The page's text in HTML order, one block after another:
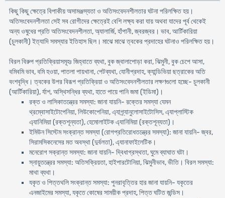
কিছু কিছু ক্ষেত্রে বিপাকীয় অসামঞ্জস্যতা ও অতিসংবেদনশীলতার ঘটনা পরিলক্ষিত হয়।
অতিসংবেদনশীলতা সেই সব রােগীদের ক্ষেত্রেই বেশি লক্ষ্য করা যায় অথবা যাদের পূর্ব থেকেই
অন্য ওষুধের প্রতি অতিসংবেদনশীলতা, অ্যালার্জি, হাঁপানী, জ্বরজ্বর। ভাব, আর্টিকারিয়া
(চুলকানী) ইত্যাদি সমস্যার ইতিহাস ছিল। মাঝে মাঝে ত্বকের প্রদাহের ঘটনাও পরিলক্ষিত হয়।
বিরল বিরুপ প্রতিক্রিয়াসমূহঃ জিহ্বাতে ব্যথা, বুক জ্বালাপােড়া করা, ঝিমুনী, বুক চেপে আসা,
বমিবমি ভাব, বমি হওয়া, পাতলা পায়খানা, পেটব্যথা, যােনীপ্রদাহ, ক্যান্ডিভিয়া ছত্রাকের অতি
বংশবৃদ্ধি। ত্বকের উপর বিরূপ প্রতিক্রিয়া ও অতিসংবেদনশীলতার লক্ষণগুলাে হচ্ছে- চুলকানী
(আর্টিকারিয়া), র্যাশ, অস্থিসন্ধির ব্যথা, হাতে পায়ে পানি জমা (ইডিমা)।
রক্ত ও লাসিকাতন্ত্রের সমস্যা: জানা যায়নি- রক্তের সমস্যা যেমন
থ্রম্বােসাইটোপেনিয়া, লিউকোপেনিয়া, এ্যাগ্র্যানুলােসাইটোসিস, এ্যাপ্লাস্টিক
এ্যানিমিয়া (রক্তশূন্যতা), হেমােলাইটক এ্যানিমিয়া (রক্তশূন্যতা)।
ইমিউন সিস্টেম সংক্রান্ত সমস্যা (রােগপ্রতিরােধতন্ত্রের সমস্যা): জানা যায়নি- জ্বর,
সিরামসিকনেসের মত অবস্থা (দুর্বলতা), এ্যানাফাইলেটিক।
মনেরােগ সক্রান্ত সমস্যা: জানা যায়নি- দ্বিধাগ্রস্থতা, ঘুমে ব্যাঘাত ঘটা।
স্নায়ুতন্ত্রের সমস্যা: অতিসক্রিয়তা, হাইপারটোনিয়া, ঝিমুনীভাব, ভীতি। বিরল সমস্যা:
মাথা ব্যথা।
যকৃত ও পিত্তথলি সংক্রান্ত সমস্যা: পুনরাবৃত্তির হার জানা যায়নি- যকৃতের
এনজাইমের সমস্যা, যকৃতে কোষের সাময়ীক প্রদাহ, পিত্ত ঘটিত জন্ডিস।